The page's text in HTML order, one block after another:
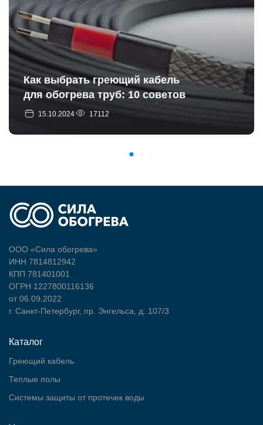
Как выбрать греющий кабель
для обогрева труб: 10 советов
15.10.2024 17112
ООО «Сила обогрева»
ИНН 7814812942
КПП 781401001
ОГРН 1227800116136
от 06.09.2022
г. Санкт-Петербург, пр. Энгельса, д. 107/3
Каталог
Греющий кабель
Теплые полы
Cистемы защиты от протечек воды